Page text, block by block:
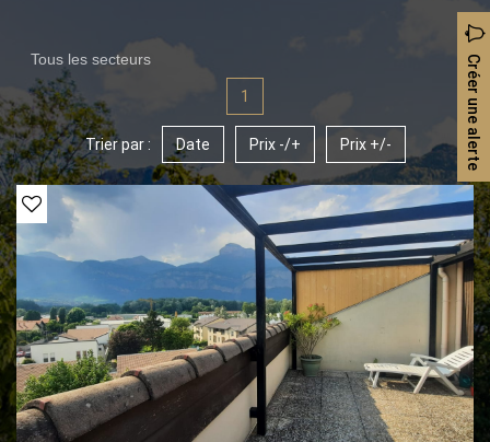
Tous les secteurs Créer une alerte
1
Trier par : Date Prix -/+ Prix +/-